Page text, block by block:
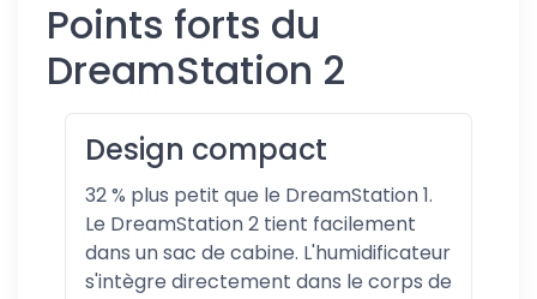
Points forts du
DreamStation 2
Design compact
32 % plus petit que le DreamStation 1.
Le DreamStation 2 tient facilement
dans un sac de cabine. L'humidificateur
s'intègre directement dans le corps de